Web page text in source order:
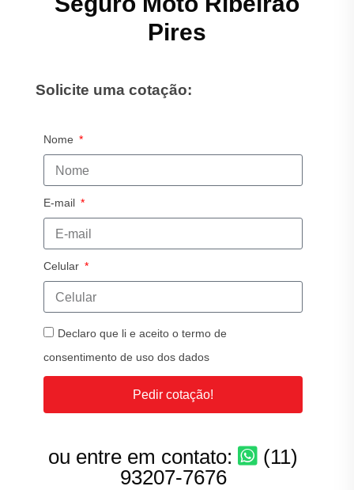
Pires
Solicite uma cotação:
Nome
E-mail
Celular
Declaro que li e aceito o termo de
consentimento de uso dos dados
Pedir cotação!
ou entre em contato:
(11)
93207-7676